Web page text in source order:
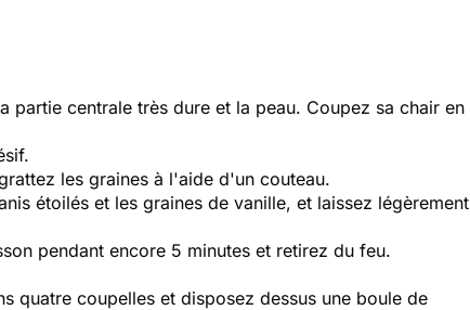
partie centrale très dure et la peau. Coupez sa chair en
les graines à l'aide d'un couteau.
étoilés et les graines de vanille, et laissez légèrement
pendant encore 5 minutes et retirez du feu.
quatre coupelles et disposez dessus une boule de